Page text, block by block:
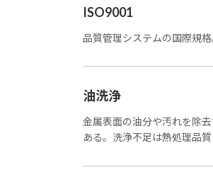
ISO9001
品質管理システムの国際規
油洗浄
金属表面の油分や汚れを除
ある。洗浄不足は熱処理品質